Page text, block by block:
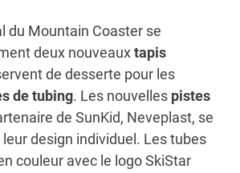
du Mountain Coaster se
deux nouveauxtapis
de desserte pour les
de tubing. Les nouvelles pistes
de SunKid, Neveplast, se
design individuel. Les tubes
couleur avec le logo SkiStar